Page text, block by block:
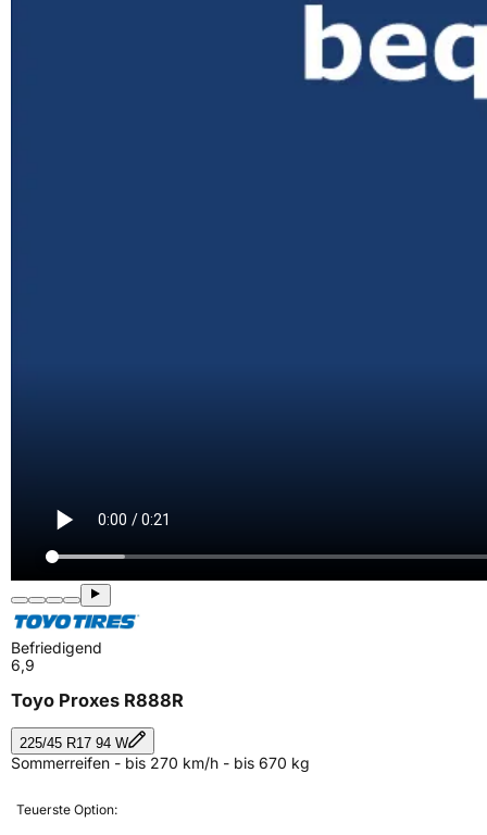
Befriedigend
6,9
Toyo Proxes R888R
225/45 R17 94 W
Sommerreifen - bis 270 km/h - bis 670 kg
Teuerste Option: